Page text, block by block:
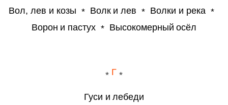
Вол, лев и козы
Волк и лев
Волки и река
Ворон и пастух
Высокомерный осёл
Г
Гуси и лебеди